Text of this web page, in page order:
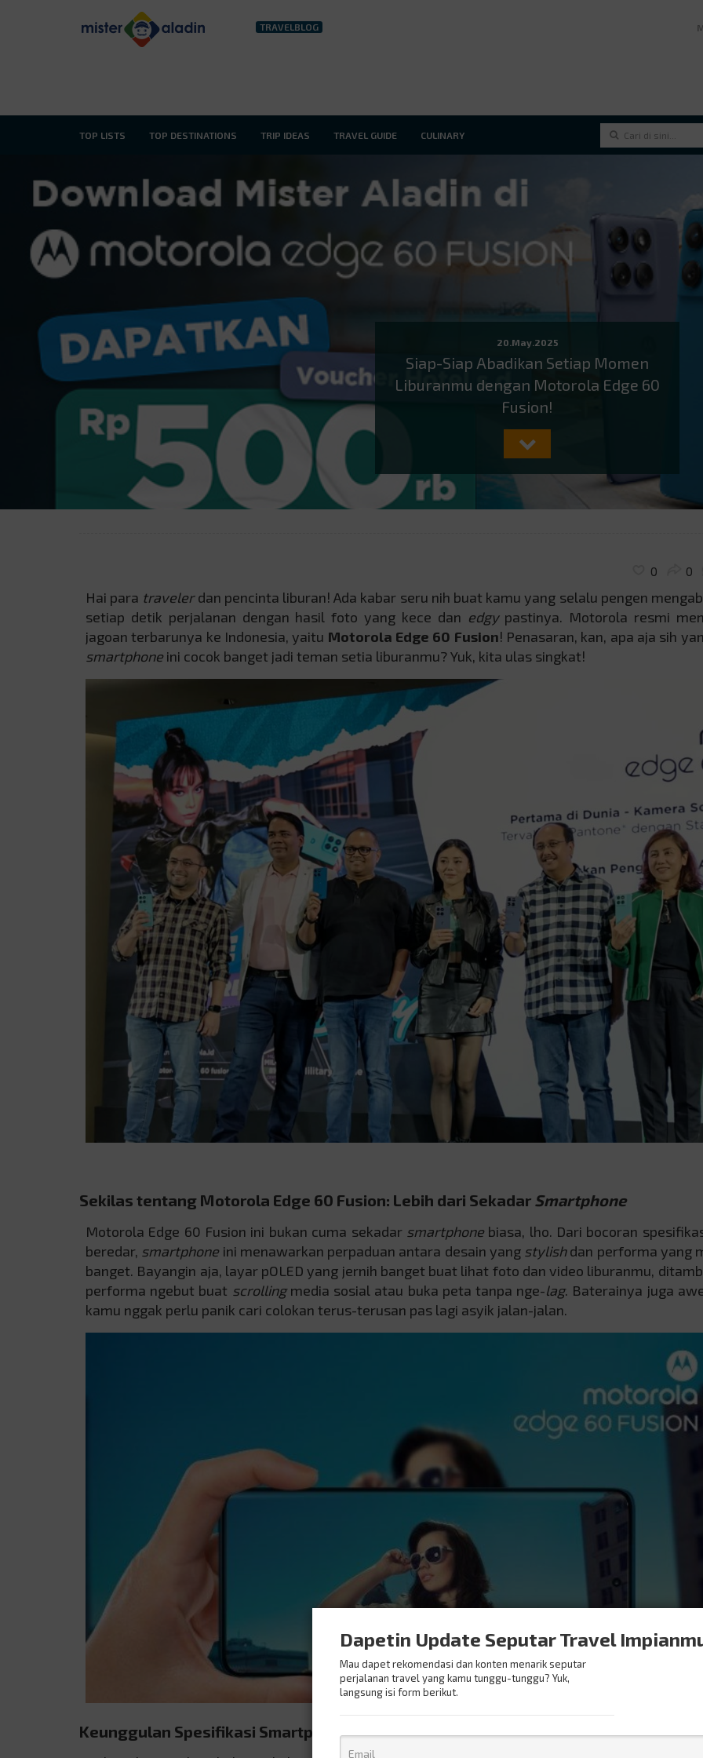
TRAVELBLOG
TOP LISTS TOP DESTINATIONS TRIP IDEAS TRAVEL GUIDE CULINARY
20.May.2025
Siap-Siap Abadikan Setiap Momen
Liburanmu dengan Motorola Edge 60
Fusion!
0 0
Hai para travelerdan pencinta liburan! Ada kabar seru nih buat kamu yang selalu pengen
setiap detik perjalanan dengan hasil foto yang kece dan edgypastinya. Motorola resmi
jagoan terbarunya ke Indonesia, yaitu Motorola Edge 60 Fusion! Penasaran, kan, apa aja sih
smartphone ini cocok banget jadi teman setia liburanmu? Yuk, kita ulas singkat!
Sekilas tentang Motorola Edge 60 Fusion: Lebih dari Sekadar Smartphone
Motorola Edge 60 Fusion ini bukan cuma sekadar smartphonebiasa, lho. Dari bocoran
beredar, smartphone ini menawarkan perpaduan antara desain yang stylishdan performa yang
banget. Bayangin aja, layar pOLED yang jernih banget buat lihat foto dan video liburanmu,
performa ngebut buat scrollingmedia sosial atau buka peta tanpa nge-lag. Baterainya juga
kamu nggak perlu panik cari colokan terus-terusan pas lagi asyik jalan-jalan.
Keunggulan Spesifikasi Smartphone Motorola yang Bikin Liburan Makin Seru
Dapetin Update Seputar Travel
Mau dapet rekomendasi dan konten menarik seputar
perjalanan travel yang kamu tunggu-tunggu? Yuk,
langsung isi form berikut.